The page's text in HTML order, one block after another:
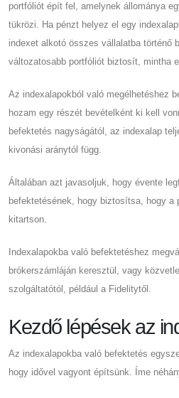
portfóliót épít fel, amelynek állománya
tükrözi. Ha pénzt helyez el egy
indexet alkotó összes vállalatba történő
változatosabb portfóliót biztosít, mintha
Az indexalapokból való megélhetéshez
hozam egy részét bevételként ki kell
befektetés nagyságától, az indexalap
kivonási aránytól függ.
Általában azt javasoljuk, hogy évente
befektetésének, hogy biztosítsa, hogy a
kitartson.
Indexalapokba való befektetéshez
brókerszámláján keresztül, vagy
szolgáltatótól, például a Fidelitytől.
Kezdő lépések az
Az indexalapokba való befektetés
hogy idővel vagyont építsünk. Íme